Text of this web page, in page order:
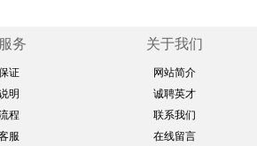
务
证
明
程
服
关于我们
网站简介
诚聘英才
联系我们
在线留言